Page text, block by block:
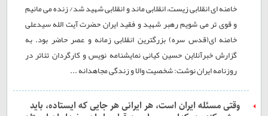
خامنه ای انقلابی زیست، انقلابی ماند و انقلابی شهید شد/ زنده می مانیم
و قوی تر می شویم رهبر شهید و فقید ایران حضرت آیت الله سیدعلی
خامنه ای(قدس سره) بزرگترین انقلابی زمانه و عصر حاضر بود. به
گزارش خبرآنلاین حسین کیانی نمایشنامه نویس و کارگردان تئاتر در
روزنامه ایران نوشت: شخصیت والا و زندگی مجاهدانه ...
وقتی مسئله ایران است، هر ایرانی هر جایی که ایستاده، باید